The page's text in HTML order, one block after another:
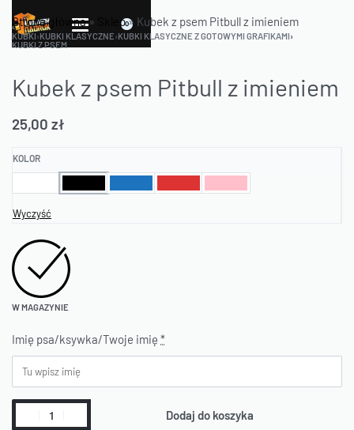
0
Strona główna» Sklep» Kubek z psem Pitbull z imieniem
KUBKI›KUBKI KLASYCZNE›KUBKI KLASYCZNE Z GOTOWYMI GRAFIKAMI›
KUBKI Z PSEM
Kubek z psem Pitbull z imieniem
25,00 zł
KOLOR
Wyczyść
W MAGAZYNIE
Imię psa/ksywka/Twoje imię *
Dodaj do koszyka